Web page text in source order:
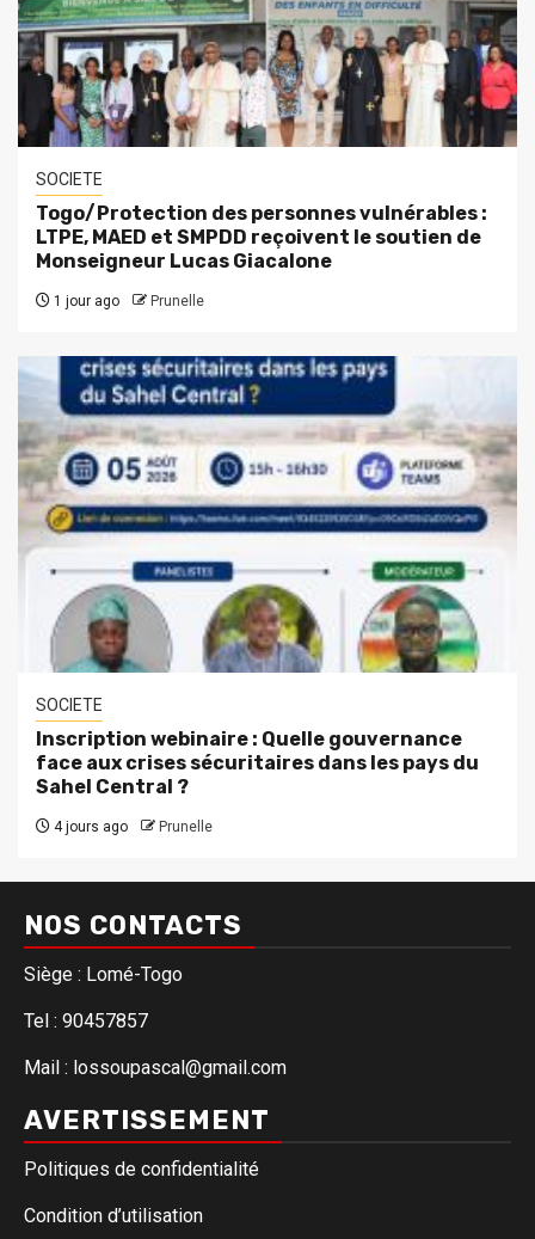
SOCIETE
Togo/Protection des personnes vulnérables :
LTPE, MAED et SMPDD reçoivent le soutien de
Monseigneur Lucas Giacalone
1 jour ago Prunelle
SOCIETE
Inscription webinaire : Quelle gouvernance
face aux crises sécuritaires dans les pays du
Sahel Central ?
4 jours ago Prunelle
NOS CONTACTS
Siège : Lomé-Togo
Tel : 90457857
Mail : lossoupascal@gmail.com
AVERTISSEMENT
Politiques de confidentialité
Condition d’utilisation